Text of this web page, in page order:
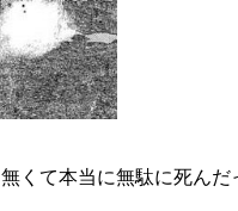
くて本当に無駄に死んだ